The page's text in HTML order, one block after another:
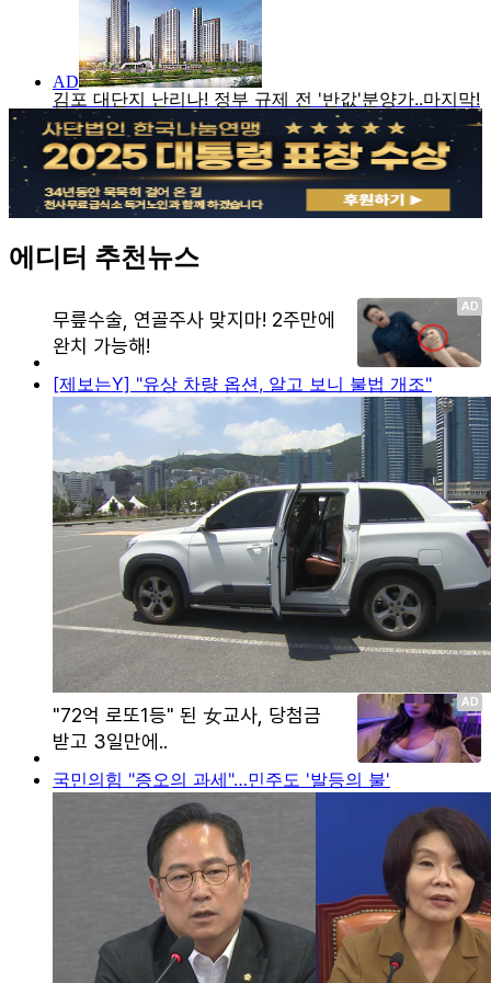
에디터 추천뉴스
[제보는Y] "유상 차량 옵션, 알고 보니 불법 개조"
국민의힘 "증오의 과세"…민주도 '발등의 불'